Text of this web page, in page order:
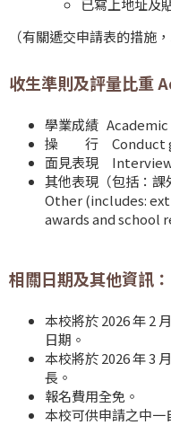
已寫上地址及
（有關遞交申請表的措施
收生準則及評量比重
學業成績
操 行 Conduct
面見表現
其他表現（包括：課
Other (includes:
awards and school
相關日期及其他資訊：
本校將於 2026 年 2
日期。
本校將於 2026 年 3
長。
報名費用全免。
本校可供申請之中一